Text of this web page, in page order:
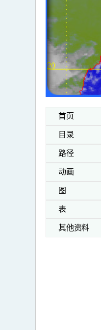
首页
目录
路径
动画
图
表
其他资料